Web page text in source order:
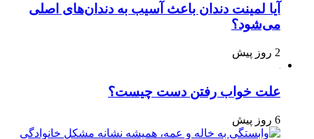
آیا لمینت دندان باعث آسیب به دندان‌های اصلی
می‌شود؟
2 روز پیش
علت خواب رفتن دست چیست؟
6 روز پیش